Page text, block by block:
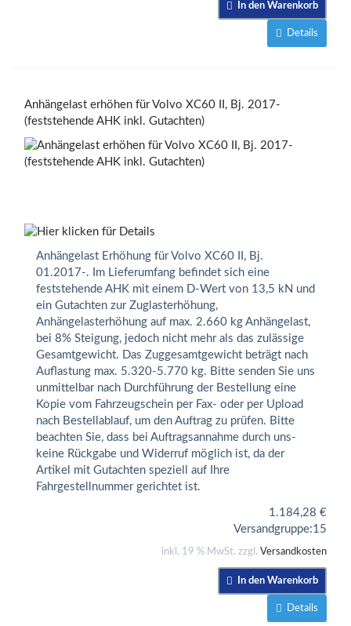
In den Warenkorb
Details
Anhängelast erhöhen für Volvo XC60 II, Bj. 2017-
(feststehende AHK inkl. Gutachten)
Anhängelast Erhöhung für Volvo XC60 II, Bj.
01.2017-. Im Lieferumfang befindet sich eine
feststehende AHK mit einem D-Wert von 13,5 kN und
ein Gutachten zur Zuglasterhöhung,
Anhängelasterhöhung auf max. 2.660 kg Anhängelast,
bei 8% Steigung, jedoch nicht mehr als das zulässige
Gesamtgewicht. Das Zuggesamtgewicht beträgt nach
Auflastung max. 5.320-5.770 kg. Bitte senden Sie uns
unmittelbar nach Durchführung der Bestellung eine
Kopie vom Fahrzeugschein per Fax- oder per Upload
nach Bestellablauf, um den Auftrag zu prüfen. Bitte
beachten Sie, dass bei Auftragsannahme durch uns-
keine Rückgabe und Widerruf möglich ist, da der
Artikel mit Gutachten speziell auf Ihre
Fahrgestellnummer gerichtet ist.
1.184,28 €
Versandgruppe:15
inkl. 19 % MwSt. zzgl. Versandkosten
In den Warenkorb
Details